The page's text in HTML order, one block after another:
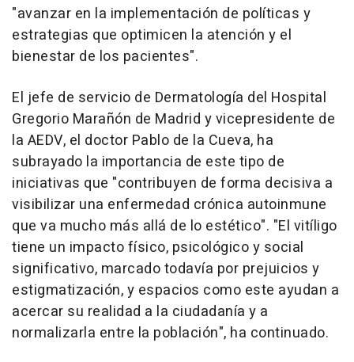
"avanzar en la implementación de políticas y
estrategias que optimicen la atención y el
bienestar de los pacientes".
El jefe de servicio de Dermatología del Hospital
Gregorio Marañón de Madrid y vicepresidente de
la AEDV, el doctor Pablo de la Cueva, ha
subrayado la importancia de este tipo de
iniciativas que "contribuyen de forma decisiva a
visibilizar una enfermedad crónica autoinmune
que va mucho más allá de lo estético". "El vitíligo
tiene un impacto físico, psicológico y social
significativo, marcado todavía por prejuicios y
estigmatización, y espacios como este ayudan a
acercar su realidad a la ciudadanía y a
normalizarla entre la población", ha continuado.